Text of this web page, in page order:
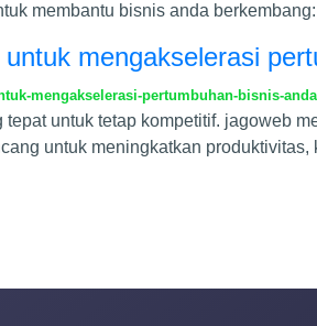
membantu bisnis anda
mengakselerasi
mengakselerasi-pertumbuhan-bisnis-anda
untuk tetap kompetitif. jagoweb
untuk meningkatkan produktivitas,